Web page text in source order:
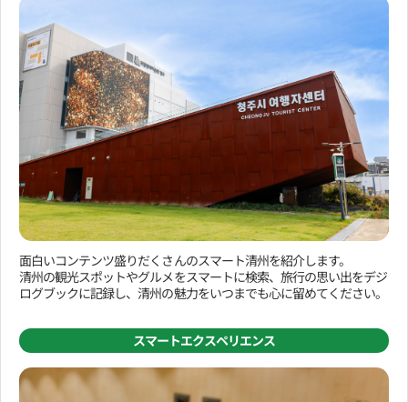
面白いコンテンツ盛りだくさんのスマート清州を紹介します。
清州の観光スポットやグルメをスマートに検索、旅行の思い出をデジ
ログブックに記録し、清州の魅力をいつまでも心に留めてください。
スマートエクスペリエンス